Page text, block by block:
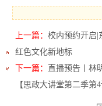
上一篇： 校内预约开启|
红色文化新地标
下一篇：
直播预告丨林
【思政大讲堂第二季第4